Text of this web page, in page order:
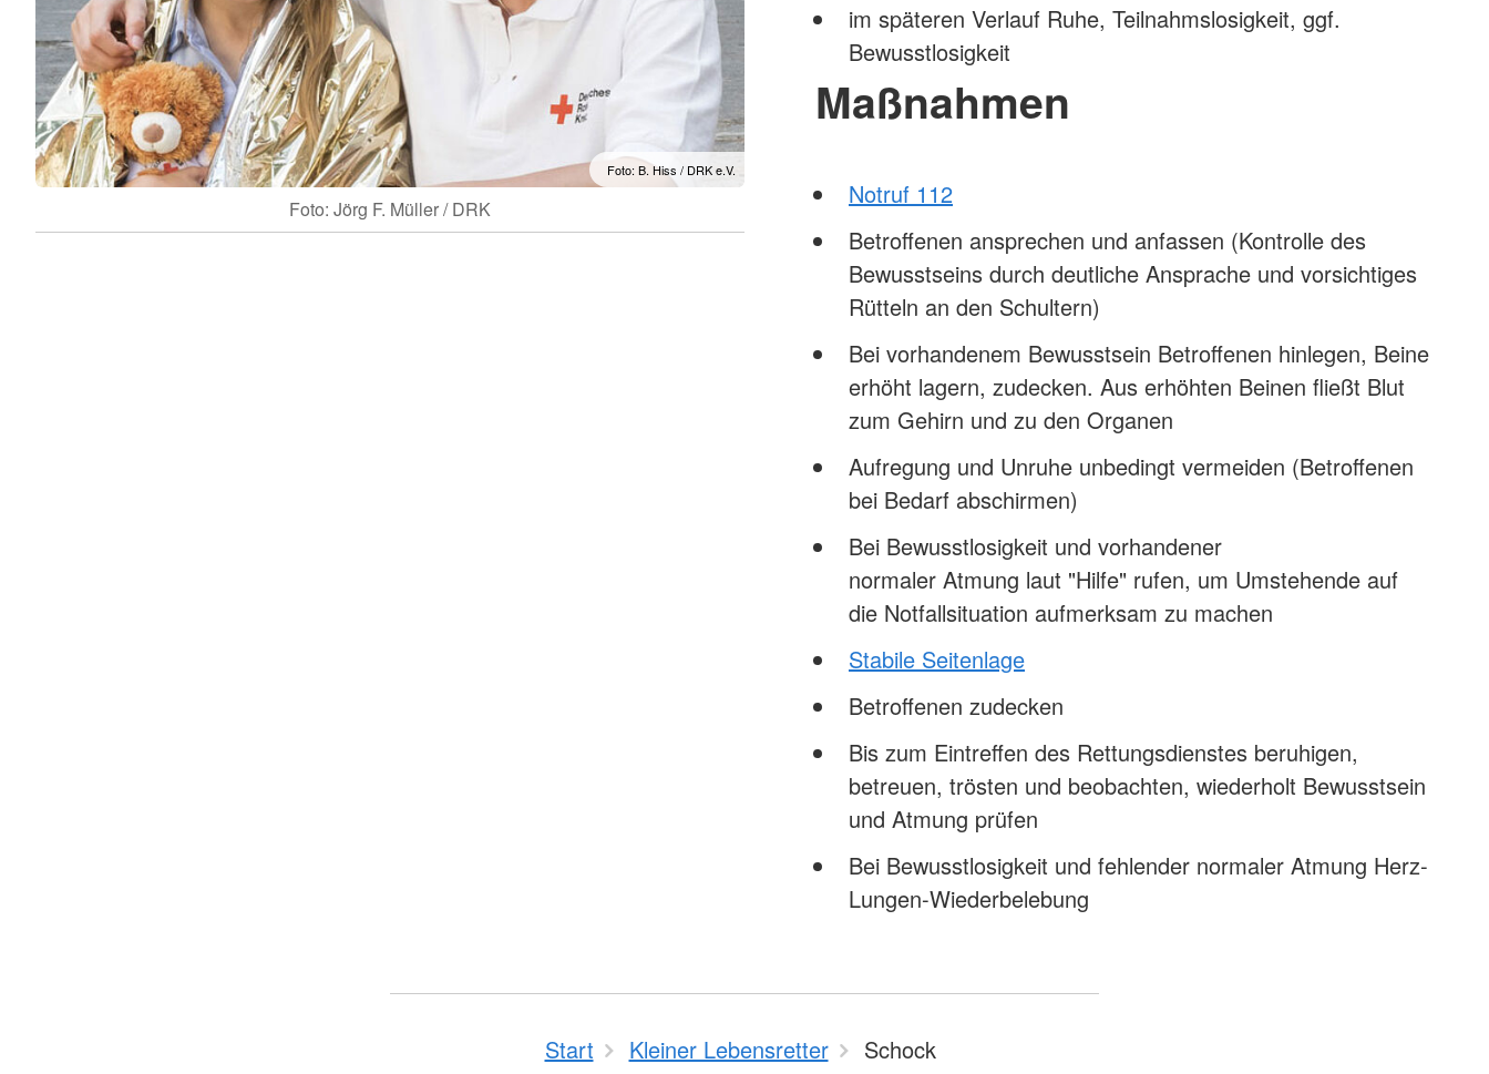
Foto: B. Hiss / DRK e.V.
Foto: Jörg F. Müller / DRK
im späteren Verlauf Ruhe, Teilnahmslosigkeit, ggf.
Bewusstlosigkeit
Maßnahmen
Notruf 112
Betroffenen ansprechen und anfassen (Kontrolle des
Bewusstseins durch deutliche Ansprache und vorsichtiges
Rütteln an den Schultern)
Bei vorhandenem Bewusstsein Betroffenen hinlegen, Beine
erhöht lagern, zudecken. Aus erhöhten Beinen fließt Blut
zum Gehirn und zu den Organen
Aufregung und Unruhe unbedingt vermeiden (Betroffenen
bei Bedarf abschirmen)
Bei Bewusstlosigkeit und vorhandener
normaler Atmung laut "Hilfe" rufen, um Umstehende auf
die Notfallsituation aufmerksam zu machen
Stabile Seitenlage
Betroffenen zudecken
Bis zum Eintreffen des Rettungsdienstes beruhigen,
betreuen, trösten und beobachten, wiederholt Bewusstsein
und Atmung prüfen
Bei Bewusstlosigkeit und fehlender normaler Atmung Herz-
Lungen-Wiederbelebung
Start Kleiner Lebensretter Schock